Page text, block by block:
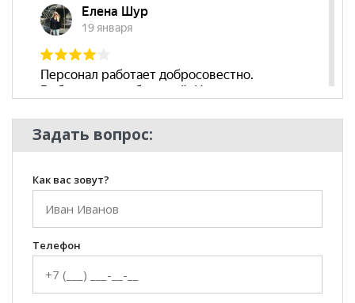
Задать вопрос:
Как вас зовут?
Телефон